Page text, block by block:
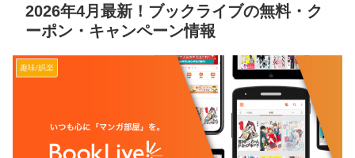
2026年4月最新！ブックライブの無料・ク
ーポン・キャンペーン情報
趣味/娯楽